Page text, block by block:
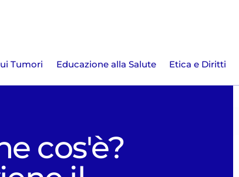
Tumori Educazione alla Salute Etica e Diritti
cos'è?